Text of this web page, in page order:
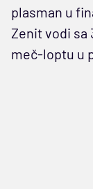
plasman u
Zenit vodi sa
meč-loptu u